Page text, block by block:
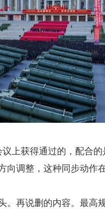
上获得通过的，配合
调整，这种同步动作
再说删的内容。最高